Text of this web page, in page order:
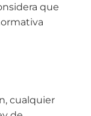
que
cualquier